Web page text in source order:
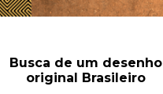
Busca de um desenho
original Brasileiro